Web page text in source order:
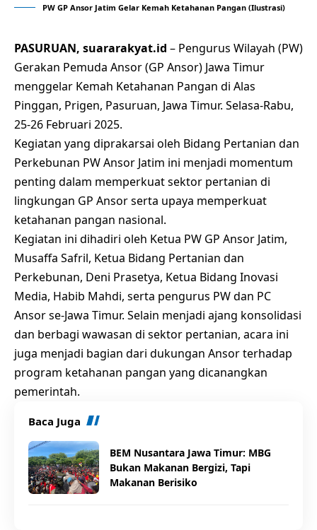
PW GP Ansor Jatim Gelar Kemah Ketahanan Pangan (Ilustrasi)
PASURUAN, suararakyat.id – Pengurus Wilayah (PW)
Gerakan Pemuda Ansor (GP Ansor) Jawa Timur
menggelar Kemah Ketahanan Pangan di Alas
Pinggan, Prigen, Pasuruan, Jawa Timur. Selasa-Rabu,
25-26 Februari 2025.
Kegiatan yang diprakarsai oleh Bidang Pertanian dan
Perkebunan PW Ansor Jatim ini menjadi momentum
penting dalam memperkuat sektor pertanian di
lingkungan GP Ansor serta upaya memperkuat
ketahanan pangan nasional.
Kegiatan ini dihadiri oleh Ketua PW GP Ansor Jatim,
Musaffa Safril, Ketua Bidang Pertanian dan
Perkebunan, Deni Prasetya, Ketua Bidang Inovasi
Media, Habib Mahdi, serta pengurus PW dan PC
Ansor se-Jawa Timur. Selain menjadi ajang konsolidasi
dan berbagi wawasan di sektor pertanian, acara ini
juga menjadi bagian dari dukungan Ansor terhadap
program ketahanan pangan yang dicanangkan
pemerintah.
Baca Juga
BEM Nusantara Jawa Timur: MBG
Bukan Makanan Bergizi, Tapi
Makanan Berisiko